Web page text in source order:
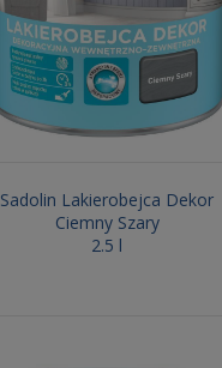
Sadolin Lakierobejca Dekor
Ciemny Szary
2.5 l